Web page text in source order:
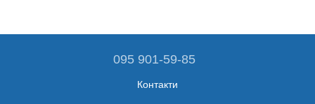
095 901-59-85
Контакти